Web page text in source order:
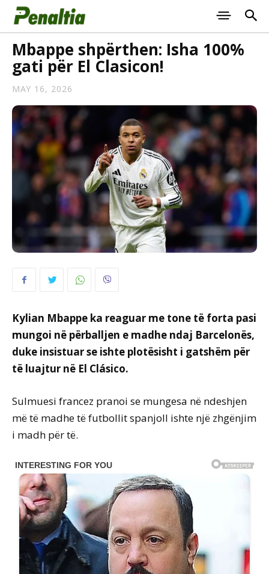
Mbappe shpërthen: Isha 100%
gati për El Clasicon!
MAY 16, 2026
Kylian Mbappe ka reaguar me tone të forta pasi
mungoi në përballjen e madhe ndaj Barcelonës,
duke insistuar se ishte plotësisht i gatshëm për
të luajtur në El Clásico.
Sulmuesi francez pranoi se mungesa në ndeshjen
më të madhe të futbollit spanjoll ishte një zhgënjim
i madh për të.